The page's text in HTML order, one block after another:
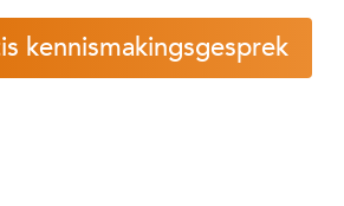
kennismakingsgesprek